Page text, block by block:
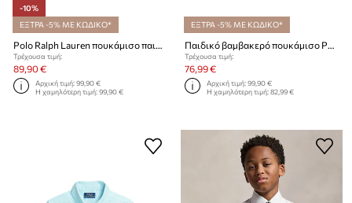
-10%
ΕΞΤΡΑ -5% ΜΕ ΚΩΔΙΚΟ*
Polo Ralph Lauren πουκάμισο παιδικό λινό
Τρέχουσα τιμή:
89,90 €
Αρχική τιμή:99,90 €
Η χαμηλότερη τιμή:99,90 €
ΕΞΤΡΑ -5% ΜΕ ΚΩΔΙΚΟ*
Παιδικό βαμβακερό πουκάμισο Polo Ralph Lauren
Τρέχουσα τιμή:
76,99 €
Αρχική τιμή:99,90 €
Η χαμηλότερη τιμή:82,99 €